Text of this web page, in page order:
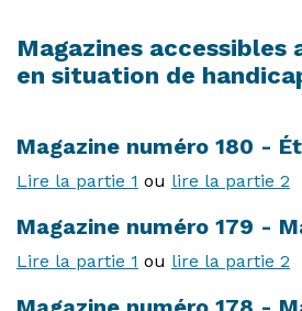
Magazines accessibles
en situation de
Magazine numéro 180 -
Lire la partie 1 ou lire la partie 2
Magazine numéro 179 -
Lire la partie 1 ou lire la partie 2